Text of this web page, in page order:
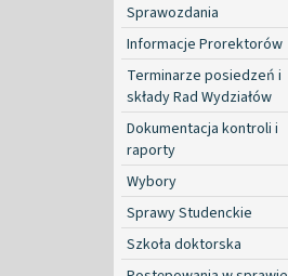
Sprawozdania
Informacje Prorektorów
Terminarze posiedzeń i
składy Rad Wydziałów
Dokumentacja kontroli i
raporty
Wybory
Sprawy Studenckie
Szkoła doktorska